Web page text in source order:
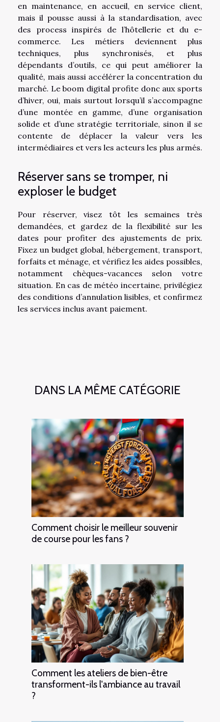
en maintenance, en accueil, en service client,
mais il pousse aussi à la standardisation, avec
des process inspirés de l’hôtellerie et du e-
commerce. Les métiers deviennent plus
techniques, plus synchronisés, et plus
dépendants d’outils, ce qui peut améliorer la
qualité, mais aussi accélérer la concentration du
marché. Le boom digital profite donc aux sports
d’hiver, oui, mais surtout lorsqu’il s’accompagne
d’une montée en gamme, d’une organisation
solide et d’une stratégie territoriale, sinon il se
contente de déplacer la valeur vers les
intermédiaires et vers les acteurs les plus armés.
Réserver sans se tromper, ni
exploser le budget
Pour réserver, visez tôt les semaines très
demandées, et gardez de la flexibilité sur les
dates pour profiter des ajustements de prix.
Fixez un budget global, hébergement, transport,
forfaits et ménage, et vérifiez les aides possibles,
notamment chèques-vacances selon votre
situation. En cas de météo incertaine, privilégiez
des conditions d’annulation lisibles, et confirmez
les services inclus avant paiement.
DANS LA MÊME CATÉGORIE
Comment choisir le meilleur souvenir
de course pour les fans ?
Comment les ateliers de bien-être
transforment-ils l'ambiance au travail
?